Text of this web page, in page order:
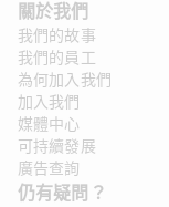
關於我們
我們的故事
我們的員工
為何加入我們
加入我們
媒體中心
可持續發展
廣告查詢
仍有疑問？